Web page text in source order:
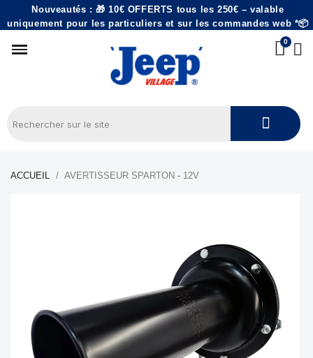
Nouveautés : 🎁 10€ OFFERTS tous les 250€ – valable
uniquement pour les particuliers et sur les commandes web *📦
ACCUEIL AVERTISSEUR SPARTON - 12V